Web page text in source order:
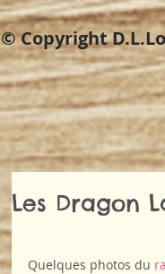
© Copyright
Les Dragon
Quelques photos du